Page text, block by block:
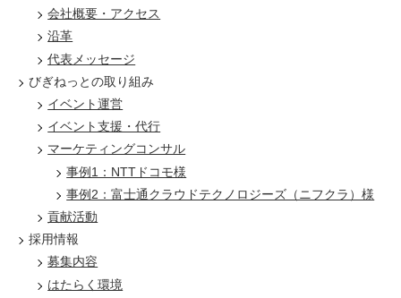
会社概要・アクセス
沿革
代表メッセージ
びぎねっとの取り組み
イベント運営
イベント支援・代行
マーケティングコンサル
事例1：NTTドコモ様
事例2：富士通クラウドテクノロジーズ（ニフクラ）様
貢献活動
採用情報
募集内容
はたらく環境